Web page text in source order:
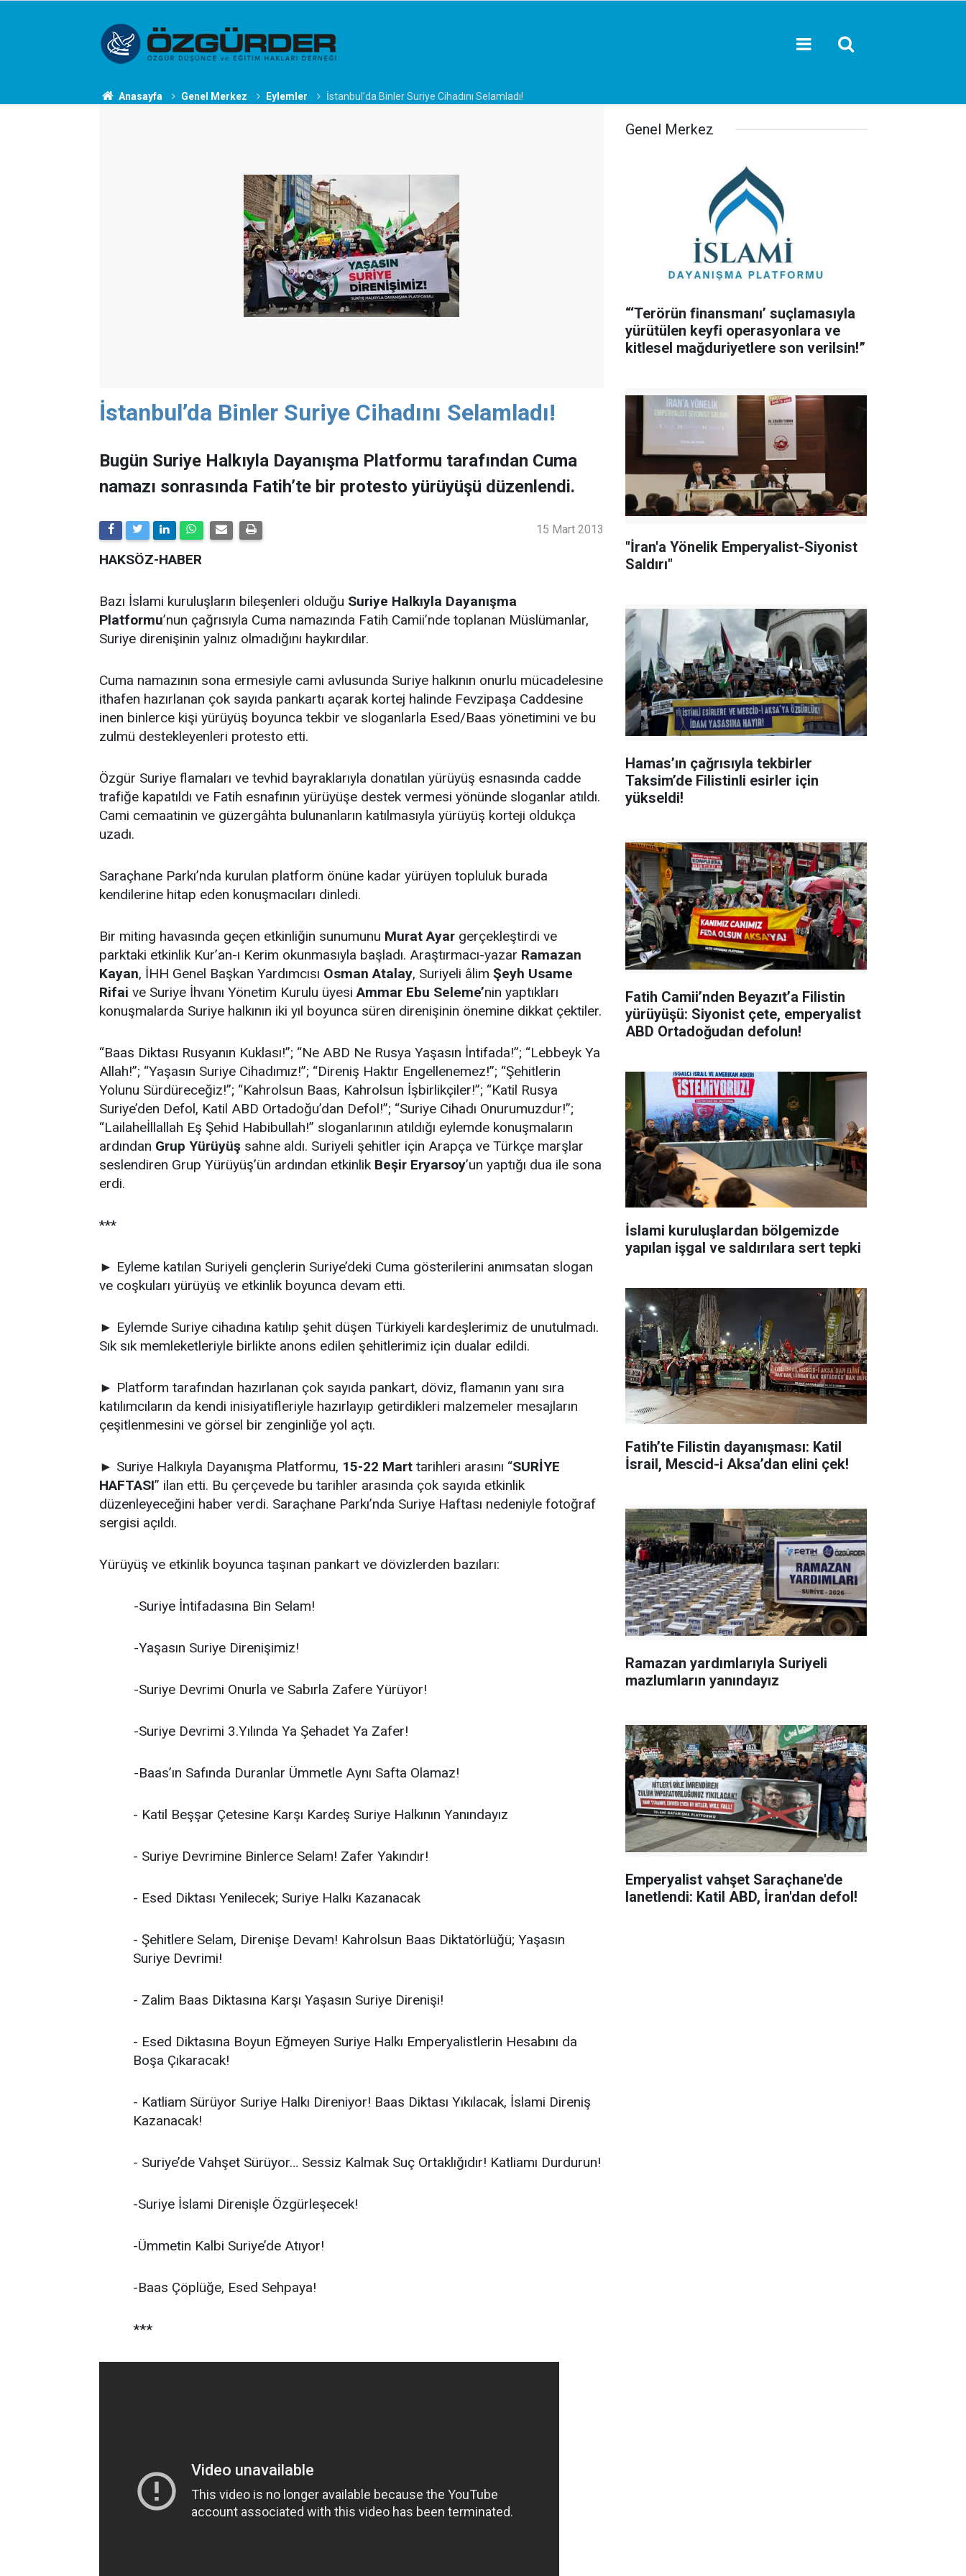
Anasayfa Genel Merkez Eylemler İstanbul’da Binler Suriye Cihadını Selamladı!
İstanbul’da Binler Suriye Cihadını Selamladı!
Bugün Suriye Halkıyla Dayanışma Platformu tarafından Cuma
namazı sonrasında Fatih’te bir protesto yürüyüşü düzenlendi.
15 Mart 2013
HAKSÖZ-HABER
Bazı İslami kuruluşların bileşenleri olduğu Suriye Halkıyla Dayanışma
Platformu’nun çağrısıyla Cuma namazında Fatih Camii’nde toplanan Müslümanlar,
Suriye direnişinin yalnız olmadığını haykırdılar.
Cuma namazının sona ermesiyle cami avlusunda Suriye halkının onurlu mücadelesine
ithafen hazırlanan çok sayıda pankartı açarak kortej halinde Fevzipaşa Caddesine
inen binlerce kişi yürüyüş boyunca tekbir ve sloganlarla Esed/Baas yönetimini ve bu
zulmü destekleyenleri protesto etti.
Özgür Suriye flamaları ve tevhid bayraklarıyla donatılan yürüyüş esnasında cadde
trafiğe kapatıldı ve Fatih esnafının yürüyüşe destek vermesi yönünde sloganlar atıldı.
Cami cemaatinin ve güzergâhta bulunanların katılmasıyla yürüyüş korteji oldukça
uzadı.
Saraçhane Parkı’nda kurulan platform önüne kadar yürüyen topluluk burada
kendilerine hitap eden konuşmacıları dinledi.
Bir miting havasında geçen etkinliğin sunumunu Murat Ayar gerçekleştirdi ve
parktaki etkinlik Kur’an-ı Kerim okunmasıyla başladı. Araştırmacı-yazar Ramazan
Kayan, İHH Genel Başkan Yardımcısı Osman Atalay, Suriyeli âlim Şeyh Usame
Rifai ve Suriye İhvanı Yönetim Kurulu üyesiAmmar Ebu Seleme’nin yaptıkları
konuşmalarda Suriye halkının iki yıl boyunca süren direnişinin önemine dikkat çektiler.
“Baas Diktası Rusyanın Kuklası!”; “Ne ABD Ne Rusya Yaşasın İntifada!”; “Lebbeyk Ya
Allah!”; “Yaşasın Suriye Cihadımız!”; “Direniş Haktır Engellenemez!”; “Şehitlerin
Yolunu Sürdüreceğiz!”; “Kahrolsun Baas, Kahrolsun İşbirlikçiler!”; “Katil Rusya
Suriye’den Defol, Katil ABD Ortadoğu’dan Defol!”; “Suriye Cihadı Onurumuzdur!”;
“Lailaheİllallah Eş Şehid Habibullah!” sloganlarının atıldığı eylemde konuşmaların
ardından Grup Yürüyüş sahne aldı. Suriyeli şehitler için Arapça ve Türkçe marşlar
seslendiren Grup Yürüyüş’ün ardından etkinlik Beşir Eryarsoy’un yaptığı dua ile sona
erdi.
***
► Eyleme katılan Suriyeli gençlerin Suriye’deki Cuma gösterilerini anımsatan slogan
ve coşkuları yürüyüş ve etkinlik boyunca devam etti.
► Eylemde Suriye cihadına katılıp şehit düşen Türkiyeli kardeşlerimiz de unutulmadı.
Sık sık memleketleriyle birlikte anons edilen şehitlerimiz için dualar edildi.
► Platform tarafından hazırlanan çok sayıda pankart, döviz, flamanın yanı sıra
katılımcıların da kendi inisiyatifleriyle hazırlayıp getirdikleri malzemeler mesajların
çeşitlenmesini ve görsel bir zenginliğe yol açtı.
► Suriye Halkıyla Dayanışma Platformu, 15-22 Mart tarihleri arasını “SURİYE
HAFTASI” ilan etti. Bu çerçevede bu tarihler arasında çok sayıda etkinlik
düzenleyeceğini haber verdi. Saraçhane Parkı’nda Suriye Haftası nedeniyle fotoğraf
sergisi açıldı.
Yürüyüş ve etkinlik boyunca taşınan pankart ve dövizlerden bazıları:
-Suriye İntifadasına Bin Selam!
-Yaşasın Suriye Direnişimiz!
-Suriye Devrimi Onurla ve Sabırla Zafere Yürüyor!
-Suriye Devrimi 3.Yılında Ya Şehadet Ya Zafer!
-Baas’ın Safında Duranlar Ümmetle Aynı Safta Olamaz!
- Katil Beşşar Çetesine Karşı Kardeş Suriye Halkının Yanındayız
- Suriye Devrimine Binlerce Selam! Zafer Yakındır!
- Esed Diktası Yenilecek; Suriye Halkı Kazanacak
- Şehitlere Selam, Direnişe Devam! Kahrolsun Baas Diktatörlüğü; Yaşasın
Suriye Devrimi!
- Zalim Baas Diktasına Karşı Yaşasın Suriye Direnişi!
- Esed Diktasına Boyun Eğmeyen Suriye Halkı Emperyalistlerin Hesabını da
Boşa Çıkaracak!
- Katliam Sürüyor Suriye Halkı Direniyor! Baas Diktası Yıkılacak, İslami Direniş
Kazanacak!
- Suriye’de Vahşet Sürüyor… Sessiz Kalmak Suç Ortaklığıdır! Katliamı Durdurun!
-Suriye İslami Direnişle Özgürleşecek!
-Ümmetin Kalbi Suriye’de Atıyor!
-Baas Çöplüğe, Esed Sehpaya!
***
Genel Merkez
“‘Terörün finansmanı’ suçlamasıyla
yürütülen keyfi operasyonlara ve
kitlesel mağduriyetlere son verilsin!”
"İran'a Yönelik Emperyalist-Siyonist
Saldırı"
Hamas’ın çağrısıyla tekbirler
Taksim’de Filistinli esirler için
yükseldi!
Fatih Camii’nden Beyazıt’a Filistin
yürüyüşü: Siyonist çete, emperyalist
ABD Ortadoğudan defolun!
İslami kuruluşlardan bölgemizde
yapılan işgal ve saldırılara sert tepki
Fatih’te Filistin dayanışması: Katil
İsrail, Mescid-i Aksa’dan elini çek!
Ramazan yardımlarıyla Suriyeli
mazlumların yanındayız
Emperyalist vahşet Saraçhane'de
lanetlendi: Katil ABD, İran'dan defol!